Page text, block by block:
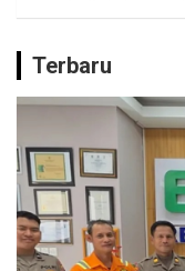
Terbaru